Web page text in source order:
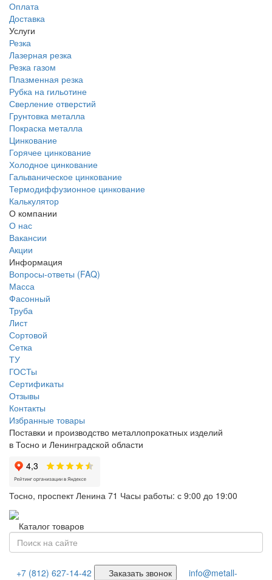
Оплата
Доставка
Услуги
Резка
Лазерная резка
Резка газом
Плазменная резка
Рубка на гильотине
Сверление отверстий
Грунтовка металла
Покраска металла
Цинкование
Горячее цинкование
Холодное цинкование
Гальваническое цинкование
Термодиффузионное цинкование
Калькулятор
О компании
О нас
Вакансии
Акции
Информация
Вопросы-ответы (FAQ)
Масса
Фасонный
Труба
Лист
Сортовой
Сетка
ТУ
ГОСТы
Сертификаты
Отзывы
Контакты
Избранные товары
Поставки и производство металлопрокатных изделий
в Тосно и Ленинградской области
Тосно, проспект Ленина 71 Часы работы: с 9:00 до 19:00
Каталог товаров
+7 (812) 627-14-42 Заказать звонок
info@metall-